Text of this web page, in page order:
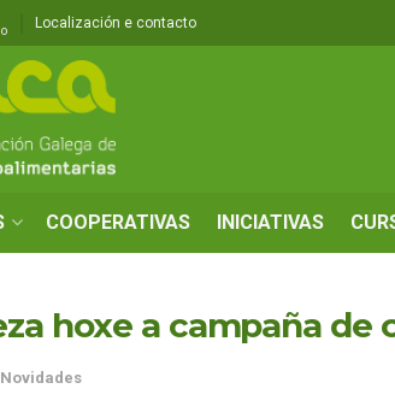
Localización e contacto
COOPERATIVAS INICIATIVAS
hoxe a campaña de
Novidades